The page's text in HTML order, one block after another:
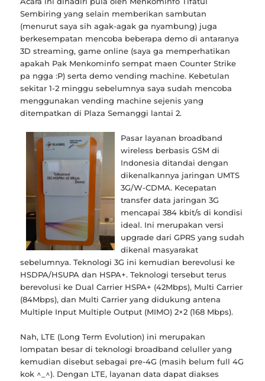
Sembiring yang selain memberikan sambutan
(menurut saya sih agak-agak ga nyambung) juga
berkesempatan mencoba beberapa demo di antaranya
3D streaming, game online (saya ga memperhatikan
apakah Pak Menkominfo sempat maen Counter Strike
pa ngga :P) serta demo vending machine. Kebetulan
sekitar 1-2 minggu sebelumnya saya sudah mencoba
menggunakan vending machine sejenis yang
ditempatkan di Plaza Semanggi lantai 2.
Pasar layanan broadband
wireless berbasis GSM di
Indonesia ditandai dengan
dikenalkannya jaringan UMTS
3G/W-CDMA. Kecepatan
transfer data jaringan 3G
mencapai 384 kbit/s di kondisi
ideal. Ini merupakan versi
upgrade dari GPRS yang sudah
dikenal masyarakat
sebelumnya. Teknologi 3G ini kemudian berevolusi ke
HSDPA/HSUPA dan HSPA+. Teknologi tersebut terus
berevolusi ke Dual Carrier HSPA+ (42Mbps), Multi Carrier
(84Mbps), dan Multi Carrier yang didukung antena
Multiple Input Multiple Output (MIMO) 2×2 (168 Mbps).
Nah, LTE (Long Term Evolution) ini merupakan
lompatan besar di teknologi broadband celuller yang
kemudian disebut sebagai pre-4G (masih belum full 4G
kok ^_^). Dengan LTE, layanan data dapat diakses